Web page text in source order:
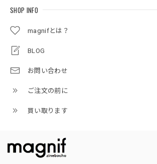
SHOP INFO
magnifとは？
BLOG
お問い合わせ
ご注文の前に
買い取ります